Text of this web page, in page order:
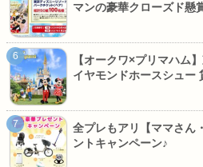
マンの豪華クローズド懸
【オークワ×プリマハム
イヤモンドホースシュー
全プレもアリ【ママさん
ントキャンペーン♪